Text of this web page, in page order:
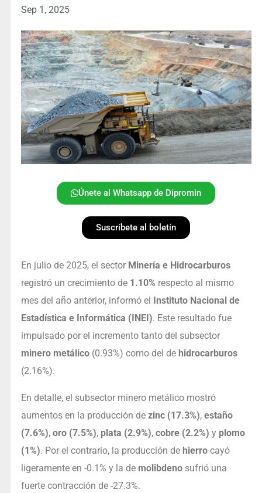
Sep 1, 2025
Únete al Whatsapp de Dipromin
Suscríbete al boletín
En julio de 2025, el sector Minería e Hidrocarburos
registró un crecimiento de 1.10% respecto al mismo
mes del año anterior, informó el
Instituto Nacional de
Estadística e Informática (INEI). Este resultado fue
impulsado por el incremento tanto del subsector
minero metálico(0.93%) como del de hidrocarburos
(2.16%).
En detalle, el subsector minero metálico mostró
aumentos en la producción de zinc (17.3%), estaño
(7.6%), oro (7.5%), plata (2.9%), cobre (2.2%) y plomo
(1%). Por el contrario, la producción de hierrocayó
ligeramente en -0.1% y la de molibdenosufrió una
fuerte contracción de -27.3%.